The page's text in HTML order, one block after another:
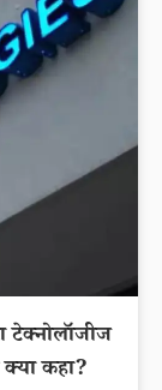
टेक्नोलॉजीज
कहा?